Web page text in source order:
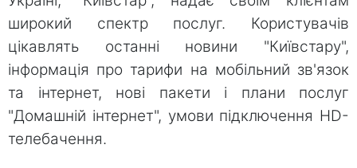
широкий спектр послуг. Користувачів
цікавлять останні новини "Київстару",
інформація про тарифи на мобільний зв'язок
та інтернет, нові пакети і плани послуг
"Домашній інтернет", умови підключення HD-
телебачення.